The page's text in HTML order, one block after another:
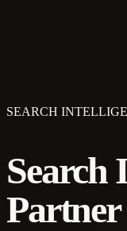
SEARCH
Search
Partner